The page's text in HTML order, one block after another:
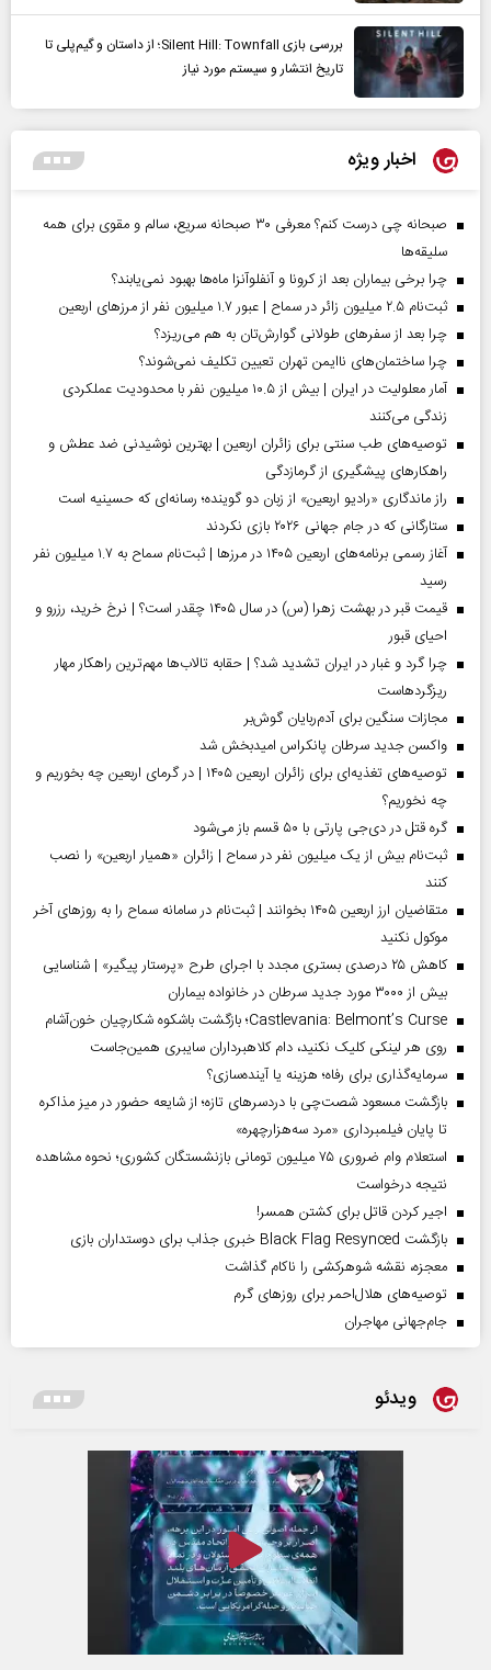
بررسی بازی Silent Hill: Townfall؛ از داستان و گیم‌پلی تا
تاریخ انتشار و سیستم مورد نیاز
اخبار ویژه
صبحانه چی درست کنم؟ معرفی ۳۰ صبحانه سریع، سالم و مقوی برای همه
سلیقه‌ها
چرا برخی بیماران بعد از کرونا و آنفلوآنزا ماه‌ها بهبود نمی‌یابند؟
ثبت‌نام ۲.۵ میلیون زائر در سماح | عبور ۱.۷ میلیون نفر از مرز‌های اربعین
چرا بعد از سفرهای طولانی گوارش‌تان به هم می‌ریزد؟
چرا ساختمان‌های ناایمن تهران تعیین تکلیف نمی‌شوند؟
آمار معلولیت در ایران | بیش از ۱۰.۵ میلیون نفر با محدودیت عملکردی
زندگی می‌کنند
توصیه‌های طب سنتی برای زائران اربعین | بهترین نوشیدنی ضد عطش و
راهکارهای پیشگیری از گرمازدگی
راز ماندگاری «رادیو اربعین» از زبان دو گوینده؛ رسانه‌ای که حسینیه است
ستارگانی که در جام جهانی ۲۰۲۶ بازی نکردند
آغاز رسمی برنامه‌های اربعین ۱۴۰۵ در مرز‌ها | ثبت‌نام سماح به ۱.۷ میلیون نفر
رسید
قیمت قبر در بهشت زهرا (س) در سال ۱۴۰۵ چقدر است؟ | نرخ خرید، رزرو و
احیای قبور
چرا گرد و غبار در ایران تشدید شد؟ | حقابه تالاب‌ها مهم‌ترین راهکار مهار
ریزگردهاست
مجازات سنگین برای آدم‌ربایان گوش‌بر
واکسن جدید سرطان پانکراس امیدبخش شد
توصیه‌های تغذیه‌ای برای زائران اربعین ۱۴۰۵ | در گرمای اربعین چه بخوریم و
چه نخوریم؟
گره قتل در دی‌جی پارتی با ۵۰ قسم باز می‌شود
ثبت‌نام بیش از یک میلیون نفر در سماح | زائران «همیار اربعین» را نصب
کنند
متقاضیان ارز اربعین ۱۴۰۵ بخوانند | ثبت‌نام در سامانه سماح را به روز‌های آخر
موکول نکنید
کاهش ۲۵ درصدی بستری مجدد با اجرای طرح «پرستار پیگیر» | شناسایی
بیش از ۳۰۰۰ مورد جدید سرطان در خانواده بیماران
Castlevania: Belmont’s Curse؛ بازگشت باشکوه شکارچیان خون‌آشام
روی هر لینکی کلیک نکنید، دام کلاهبرداران سایبری همین‌جاست
سرمایه‌گذاری برای رفاه؛ هزینه یا آینده‌سازی؟
بازگشت مسعود شصت‌چی با دردسر‌های تازه؛ از شایعه حضور در میز مذاکره
تا پایان فیلمبرداری «مرد سه‌هزارچهره»
استعلام وام ضروری ۷۵ میلیون تومانی بازنشستگان کشوری؛ نحوه مشاهده
نتیجه درخواست
اجیر کردن قاتل برای کشتن همسر!
بازگشت Black Flag Resynced خبری جذاب برای دوستداران بازی
معجزه، نقشه شوهرکشی را ناکام گذاشت
توصیه‌های هلال‌احمر برای روز‌های گرم
جام‌جهانی مهاجران
ویدئو